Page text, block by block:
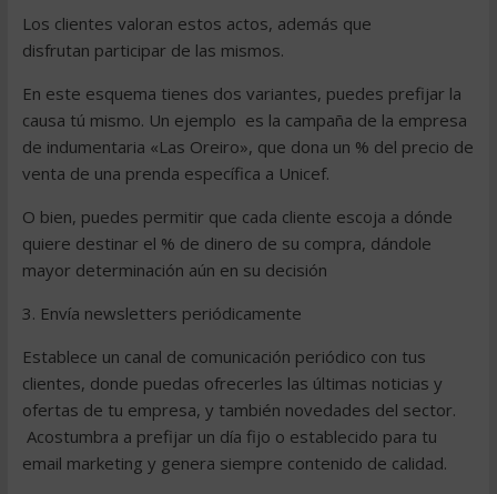
Los clientes valoran estos actos, además que
disfrutan participar de las mismos.
En este esquema tienes dos variantes, puedes prefijar la
causa tú mismo. Un ejemplo es la campaña de la empresa
de indumentaria «Las Oreiro», que dona un % del precio de
venta de una prenda específica a Unicef.
O bien, puedes permitir que cada cliente escoja a dónde
quiere destinar el % de dinero de su compra, dándole
mayor determinación aún en su decisión
3. Envía newsletters periódicamente
Establece un canal de comunicación periódico con tus
clientes, donde puedas ofrecerles las últimas noticias y
ofertas de tu empresa, y también novedades del sector.
Acostumbra a prefijar un día fijo o establecido para tu
email marketing y genera siempre contenido de calidad.